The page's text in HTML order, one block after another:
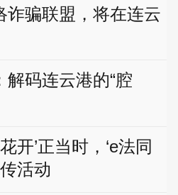
诈骗联盟，将在连云
码连云港的“腔
开’正当时，‘e法同
活动